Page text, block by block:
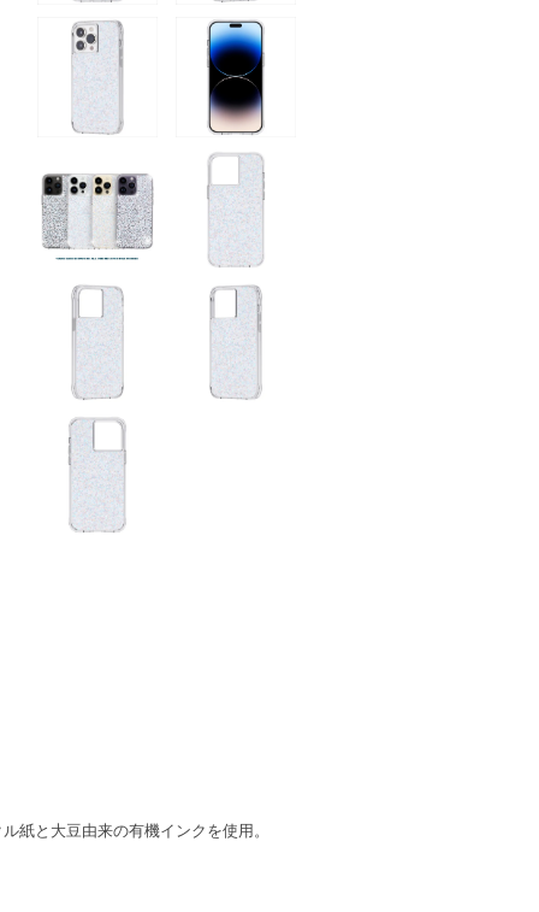
紙と大豆由来の有機インクを使用。